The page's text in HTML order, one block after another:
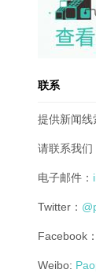
联系
提供新闻线
请联系我们
电子邮件：
Twitter：
Facebook：
Weibo: